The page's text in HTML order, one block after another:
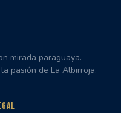
mirada paraguaya.
pasión de La Albirroja.